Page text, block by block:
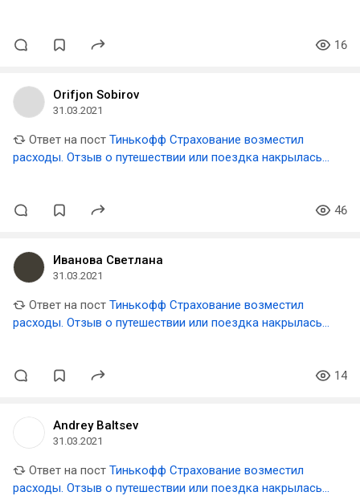
16
Orifjon Sobirov
31.03.2021
Ответ на пост Тинькофф Страхование возместил
расходы. Отзыв о путешествии или поездка накрылась
46
Иванова Светлана
31.03.2021
Ответ на пост Тинькофф Страхование возместил
расходы. Отзыв о путешествии или поездка накрылась
14
Andrey Baltsev
31.03.2021
Ответ на пост Тинькофф Страхование возместил
расходы. Отзыв о путешествии или поездка накрылась